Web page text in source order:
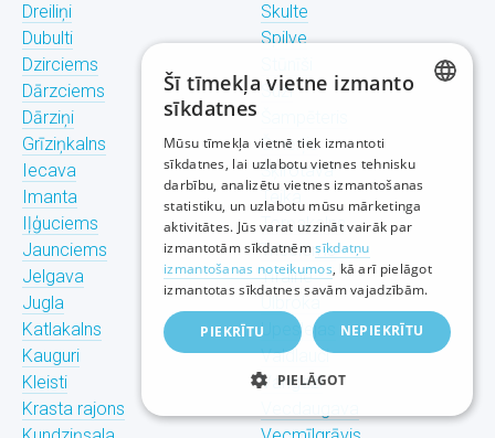
Dreiliņi
Dubulti
Dzirciems
Dārzciems
Dārziņi
Grīziņkalns
Iecava
Imanta
Iļģuciems
Jaunciems
Jelgava
Jugla
Katlakalns
Kauguri
Kleisti
Krasta rajons
Skulte
Spilve
Suži
Šmerļis
Šķirotava
Teika
Torņakalns
Trīsciems
Tīraine
Upeslejas
Valdlauči
Vangaži
RUSSIAN
ENGLISH
Šī tīmekļa vietne izmanto
sīkdatnes
Mūsu tīmekļa vietnē tiek izmantoti
sīkdatnes, lai uzlabotu vietnes tehnisku
darbību, analizētu vietnes izmantošanas
statistiku, un uzlabotu mūsu mārketinga
aktivitātes. Jūs varat uzzināt vairāk par
izmantotām sīkdatnēmsīkdatņu
izmantošanas noteikumos, kā arī pielāgot
izmantotas sīkdatnes savām vajadzībām.
PIEKRĪTU NEPIEKRĪTU
PIELĀGOT